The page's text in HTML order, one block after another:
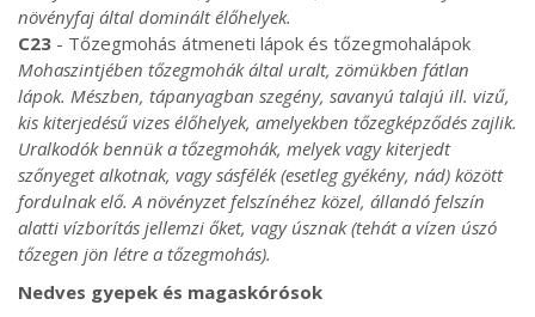
növényfaj által dominált élőhelyek.
C23 - Tőzegmohás átmeneti lápok és tőzegmohalápok
Mohaszintjében tőzegmohák által uralt, zömükben fátlan
lápok. Mészben, tápanyagban szegény, savanyú talajú ill. vizű,
kis kiterjedésű vizes élőhelyek, amelyekben tőzegképződés zajlik.
Uralkodók bennük a tőzegmohák, melyek vagy kiterjedt
szőnyeget alkotnak, vagy sásfélék (esetleg gyékény, nád) között
fordulnak elő. A növényzet felszínéhez közel, állandó felszín
alatti vízborítás jellemzi őket, vagy úsznak (tehát a vízen úszó
tőzegen jön létre a tőzegmohás).
Nedves gyepek és magaskórósok